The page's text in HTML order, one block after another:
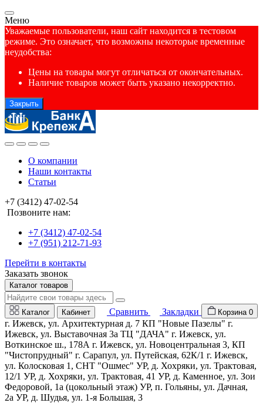
Меню
Уважаемые пользователи, наш сайт находится в тестовом
режиме. Это означает, что возможны некоторые временные
неудобства:
Цены на товары могут отличаться от окончательных.
Наличие товаров может быть указано некорректно.
Закрыть
О компании
Наши контакты
Статьи
+7 (3412) 47-02-54
Позвоните нам:
+7 (3412) 47-02-54
+7 (951) 212-71-93
Перейти в контакты
Заказать звонок
Каталог товаров
Каталог Кабинет Сравнить Закладки Корзина 0
г. Ижевск, ул. Архитектурная д. 7 КП "Новые Пазелы" г.
Ижевск, ул. Выставочная 3а ТЦ "ДАЧА" г. Ижевск, ул.
Воткинское ш., 178А г. Ижевск, ул. Новоцентральная 3, КП
"Чистопрудный" г. Сарапул, ул. Путейская, 62К/1 г. Ижевск,
ул. Колосковая 1, СНТ "Ошмес" УР, д. Хохряки, ул. Трактовая,
12/1 УР, д. Хохряки, ул. Трактовая, 41 УР, д. Каменное, ул. Зои
Федоровой, 1а (цокольный этаж) УР, п. Гольяны, ул. Дачная,
2а УР, д. Шудья, ул. 1-я Большая, 3